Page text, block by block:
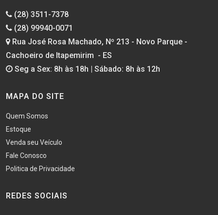
(28) 3511-7378
(28) 99940-0071
Rua José Rosa Machado, Nº 213 - Novo Parque -
Cachoeiro de Itapemirim - ES
Seg a Sex: 8h às 18h | Sábado: 8h às 12h
MAPA DO SITE
Quem Somos
Estoque
Venda seu Veículo
Fale Conosco
Politica de Privacidade
REDES SOCIAIS